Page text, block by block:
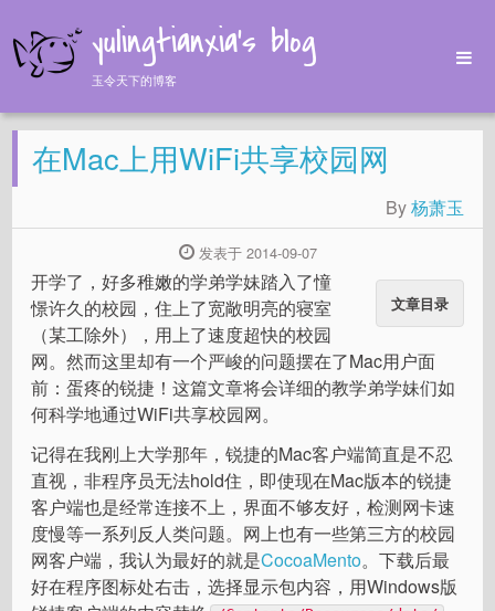
yulingtianxia's blog
玉令天下的博客
Home
Archives
About
在Mac上用WiFi共享校园网
By杨萧玉
发表于 2014-09-07
文章目录
开学了，好多稚嫩的学弟学妹踏入了憧
憬许久的校园，住上了宽敞明亮的寝室
（某工除外），用上了速度超快的校园
网。然而这里却有一个严峻的问题摆在了Mac用户面
前：蛋疼的锐捷！这篇文章将会详细的教学弟学妹们如
何科学地通过WiFi共享校园网。
记得在我刚上大学那年，锐捷的Mac客户端简直是不忍
直视，非程序员无法hold住，即使现在Mac版本的锐捷
客户端也是经常连接不上，界面不够友好，检测网卡速
度慢等一系列反人类问题。网上也有一些第三方的校园
网客户端，我认为最好的就是CocoaMento。下载后最
好在程序图标处右击，选择显示包内容，用Windows版